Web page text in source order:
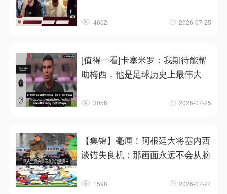
4602 2026-07-25
[值得一看]卡塞米罗：我期待能帮
助梅西，他是足球历史上最伟大
3056 2026-07-25
【集锦】毫厘！阿根廷大将塞内西
谈错失良机：那画面永远不会从脑
1598 2026-07-24